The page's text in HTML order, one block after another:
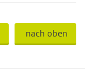
nach oben